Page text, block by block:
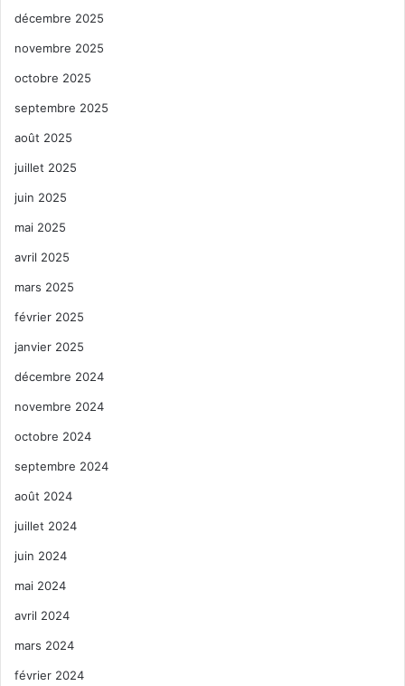
décembre 2025
novembre 2025
octobre 2025
septembre 2025
août 2025
juillet 2025
juin 2025
mai 2025
avril 2025
mars 2025
février 2025
janvier 2025
décembre 2024
novembre 2024
octobre 2024
septembre 2024
août 2024
juillet 2024
juin 2024
mai 2024
avril 2024
mars 2024
février 2024